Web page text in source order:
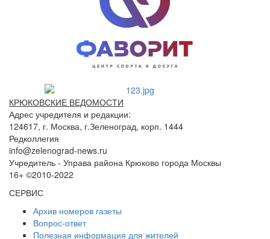
КРЮКОВСКИЕ ВЕДОМОСТИ
Адрес учредителя и редакции:
124617, г. Москва, г.Зеленоград, корп. 1444
Редколлегия
info@zelenograd-news.ru
Учредитель - Управа района Крюково города Москвы
16+ ©2010-2022
СЕРВИС
Архив номеров газеты
Вопрос-ответ
Полезная информация для жителей